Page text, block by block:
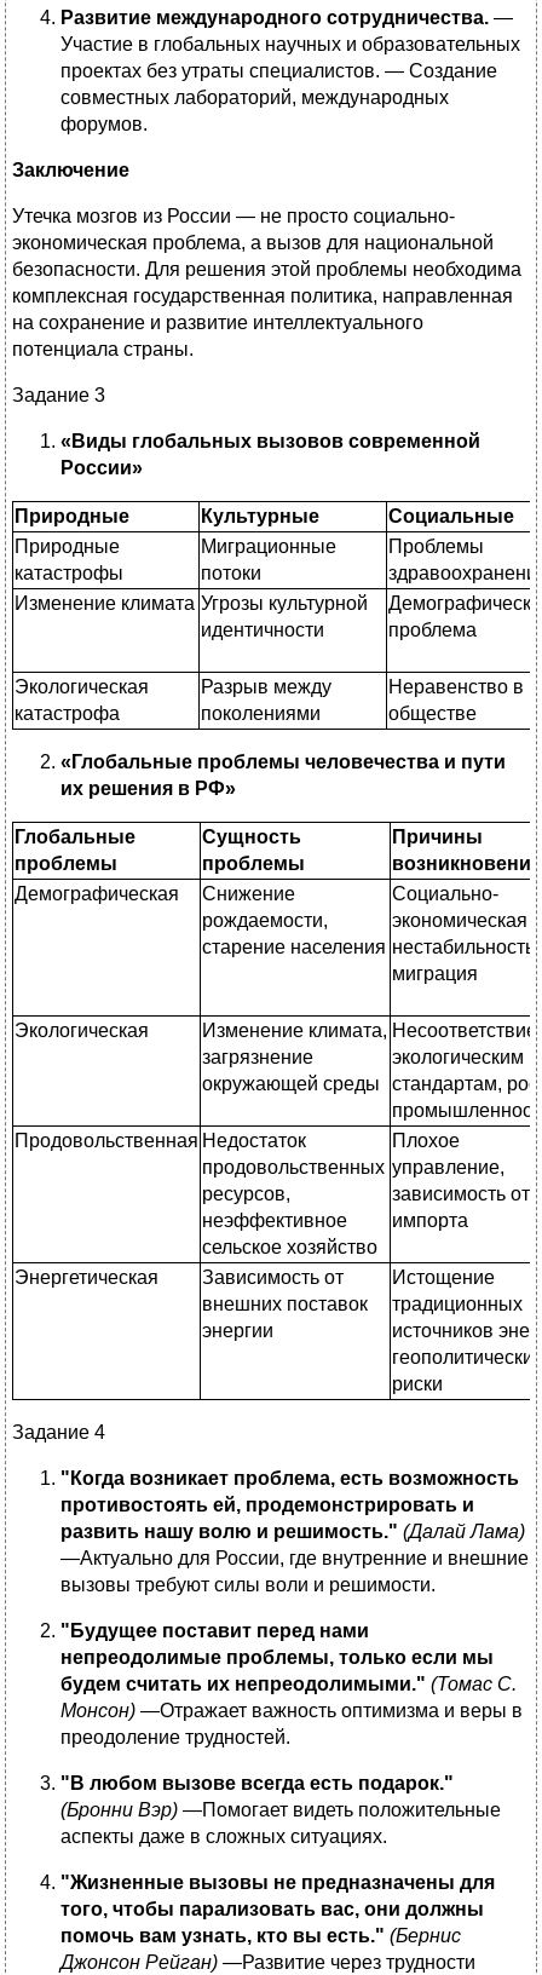
Развитие международного сотрудничества. —
Участие в глобальных научных и образовательных
проектах без утраты специалистов. — Создание
совместных лабораторий, международных
форумов.
Заключение
Утечка мозгов из России — не просто социально-
экономическая проблема, а вызов для национальной
безопасности. Для решения этой проблемы необходима
комплексная государственная политика, направленная
на сохранение и развитие интеллектуального
потенциала страны.
Задание 3
«Виды глобальных вызовов современной
России»
Природные Культурные
Социальные
Природные
катастрофы
Миграционные
потоки
Проблемы
Изменение климата Угрозы культурной
идентичности
проблема
Экологическая
катастрофа
Разрыв между
поколениями
Неравенство в
обществе
«Глобальные проблемы человечества и пути
их решения в РФ»
Глобальные
проблемы
Сущность
проблемы
Причины
возникновения
Демографическая
Снижение
рождаемости,
старение населения
Социально-
экономическая
нестабильность,
миграция
Экологическая
Изменение климата,
загрязнение
окружающей среды
Несоответствие
экологическим
стандартам,
Продовольственная Недостаток
продовольственных
ресурсов,
неэффективное
сельское хозяйство
Плохое
управление,
зависимость от
импорта
Энергетическая
Зависимость от
внешних поставок
энергии
Истощение
традиционных
источников
риски
Задание 4
"Когда возникает проблема, есть возможность
противостоять ей, продемонстрировать и
развить нашу волю и решимость." (Далай Лама)
—Актуально для России, где внутренние и внешние
вызовы требуют силы воли и решимости.
"Будущее поставит перед нами
непреодолимые проблемы, только если мы
будем считать их непреодолимыми." (Томас С.
Монсон) —Отражает важность оптимизма и веры в
преодоление трудностей.
"В любом вызове всегда есть подарок."
(Бронни Вэр) —Помогает видеть положительные
аспекты даже в сложных ситуациях.
"Жизненные вызовы не предназначены для
того, чтобы парализовать вас, они должны
помочь вам узнать, кто вы есть." (Бернис
Джонсон Рейган) —Развитие через трудности